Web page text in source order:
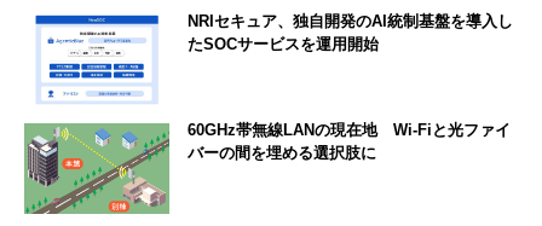
NRIセキュア、独自開発のAI統制基盤を導入し
たSOCサービスを運用開始
60GHz帯無線LANの現在地 Wi-Fiと光ファイ
バーの間を埋める選択肢に